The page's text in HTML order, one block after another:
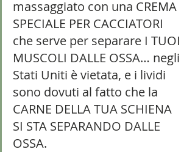
massaggiato con una CREMA
SPECIALE PER CACCIATORI
che serve per separare I TUOI
MUSCOLI DALLE OSSA… negli
Stati Uniti è vietata, e i lividi
sono dovuti al fatto che la
CARNE DELLA TUA SCHIENA
SI STA SEPARANDO DALLE
OSSA.